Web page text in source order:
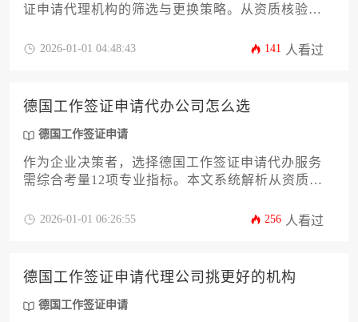
证申请代理机构的筛选与更换策略。从资质核验、
结合实际案例解析过渡期管理与合规衔接要点，助
2026-01-01 04:48:43 141 人看过
德国工作签证申请代办公司怎么选
德国工作签证申请
作为企业决策者，选择德国工作签证申请代办服务
需综合考量12项专业指标。本文系统解析从资质核
企业高效匹配合规代理机构，规避申请风险，确保
2026-01-01 06:26:55 256 人看过
德国工作签证申请代理公司挑更好的机构
德国工作签证申请